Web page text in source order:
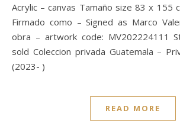
Acrylic – canvas Tamaño size 83 x 155
Firmado como – Signed as Marco
obra – artwork code: MV202224111
sold Coleccion privada Guatemala –
(2023- )
READ MORE